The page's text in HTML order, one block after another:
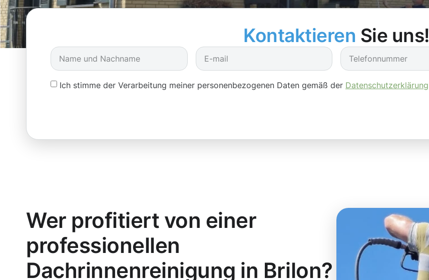
Kontaktieren Sie uns!
Ich stimme der Verarbeitung meiner personenbezogenen Daten gemäß der Datenschutzerklärung
Wer profitiert von einer
professionellen
Dachrinnenreinigung in Brilon?